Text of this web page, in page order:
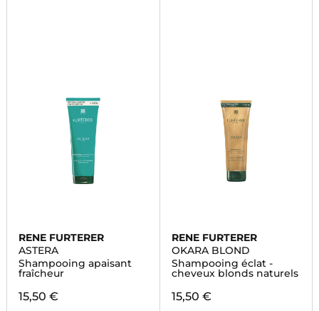
RENE FURTERER
ASTERA
Shampooing apaisant
fraîcheur
15,50 €
RENE FURTERER
OKARA BLOND
Shampooing éclat -
cheveux blonds naturels
15,50 €